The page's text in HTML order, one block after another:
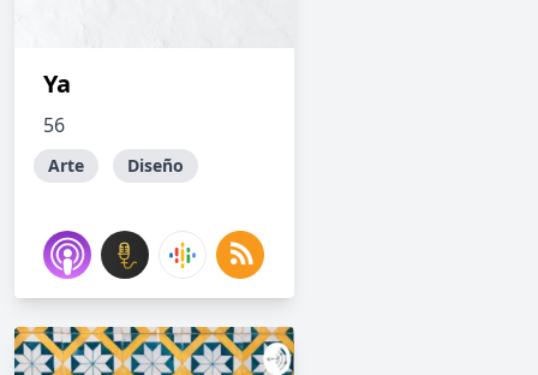
Ya
56
Arte Diseño